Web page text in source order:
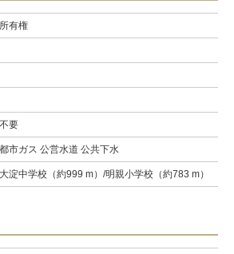
所有権
不要
都市ガス 公営水道 公共下水
大淀中学校（約999 m）/明親小学校（約783 m）